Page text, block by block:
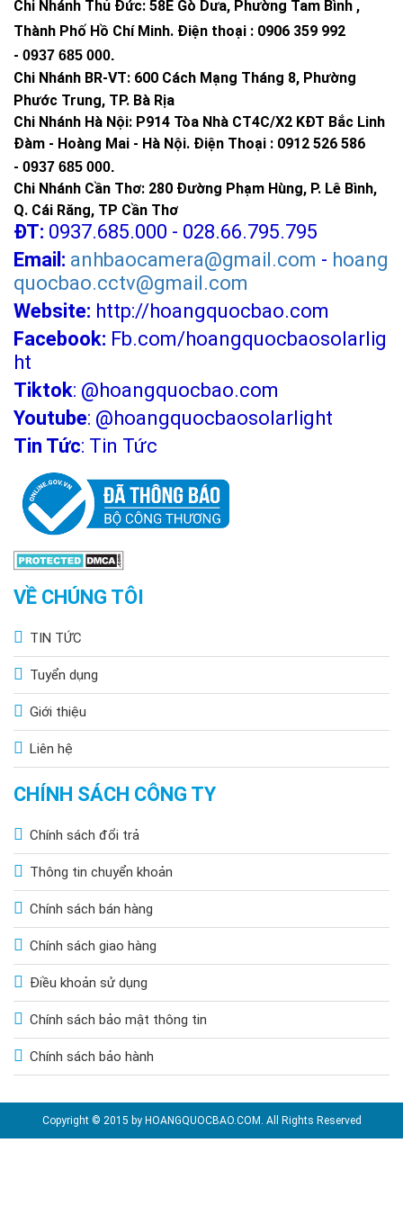
Chi Nhánh Thủ Đức: 58E Gò Dưa, Phường Tam Bình ,
Thành Phố Hồ Chí Minh. Điện thoại : 0906 359 992
- 0937 685 000.
Chi Nhánh BR-VT: 600 Cách Mạng Tháng 8, Phường
Phước Trung, TP. Bà Rịa
Chi Nhánh Hà Nội: P914 Tòa Nhà CT4C/X2 KĐT Bắc Linh
Đàm - Hoàng Mai - Hà Nội. Điện Thoại : 0912 526 586
- 0937 685 000.
Chi Nhánh Cần Thơ: 280 Đường Phạm Hùng, P. Lê Bình,
Q. Cái Răng, TP Cần Thơ
ĐT: 0937.685.000 - 028.66.795.795
Email: anhbaocamera@gmail.com - hoang
quocbao.cctv@gmail.com
Website: http://hoangquocbao.com
Facebook: Fb.com/hoangquocbaosolarlig
ht
Tiktok: @hoangquocbao.com
Youtube: @hoangquocbaosolarlight
Tin Tức: Tin Tức
VỀ CHÚNG TÔI
TIN TỨC
Tuyển dụng
Giới thiệu
Liên hệ
CHÍNH SÁCH CÔNG TY
Chính sách đổi trả
Thông tin chuyển khoản
Chính sách bán hàng
Chính sách giao hàng
Điều khoản sử dụng
Chính sách bảo mật thông tin
Chính sách bảo hành
Copyright © 2015 by HOANGQUOCBAO.COM. All Rights Reserved